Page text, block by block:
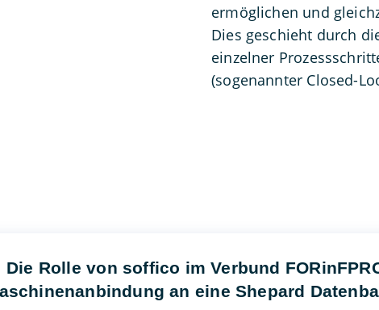
ermöglichen und
Dies geschieht durch
einzelner
(sogenannter Closed-
Die Rolle von soffico im Verbund
an eine Shepard